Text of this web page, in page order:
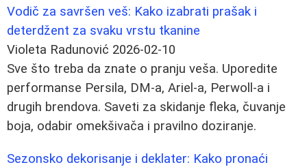
Vodič za savršen veš: Kako izabrati prašak i
deterdžent za svaku vrstu tkanine
Violeta Radunović 2026-02-10
Sve što treba da znate o pranju veša. Uporedite
performanse Persila, DM-a, Ariel-a, Perwoll-a i
drugih brendova. Saveti za skidanje fleka, čuvanje
boja, odabir omekšivača i pravilno doziranje.
Sezonsko dekorisanje i deklater: Kako pronaći